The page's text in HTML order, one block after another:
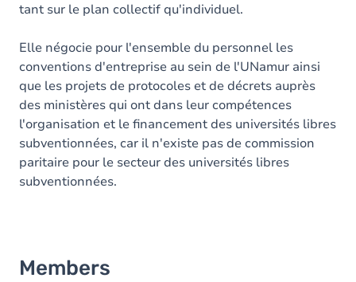
tant sur le plan collectif qu'individuel.
Elle négocie pour l'ensemble du personnel les
conventions d'entreprise au sein de l'UNamur ainsi
que les projets de protocoles et de décrets auprès
des ministères qui ont dans leur compétences
l'organisation et le financement des universités libres
subventionnées, car il n'existe pas de commission
paritaire pour le secteur des universités libres
subventionnées.
Members